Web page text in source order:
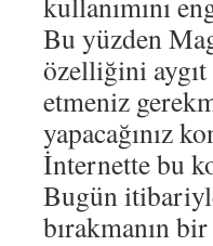
Bu yüzden
özelliğini aygıt
etmeniz
yapacağınız
İnternette bu
Bugün
bırakmanın